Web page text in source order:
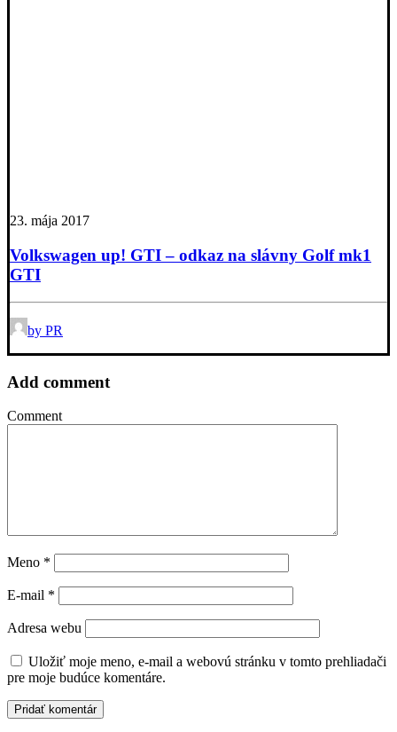
23. mája 2017
Volkswagen up! GTI – odkaz na slávny Golf mk1
GTI
by PR
Add comment
Comment
Meno *
E-mail *
Adresa webu
Uložiť moje meno, e-mail a webovú stránku v tomto prehliadači
pre moje budúce komentáre.